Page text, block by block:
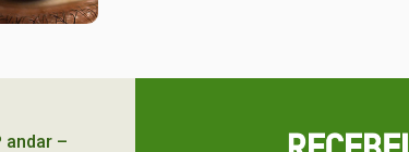
FORNECEDORES DE
andar –